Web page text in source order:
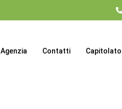
Agenzia Contatti Capitolato